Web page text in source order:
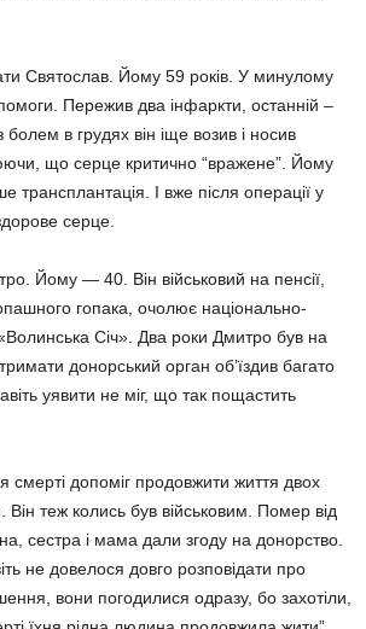
Святослав. Йому 59 років. У минулому
Пережив два інфаркти, останній –
болем в грудях він іще возив і носив
що серце критично “вражене”. Йому
трансплантація. І вже після операції у
серце.
Йому — 40. Він військовий на пенсії,
гопака, очолює національно-
Січ». Два роки Дмитро був на
донорський орган об’їздив багато
уявити не міг, що так пощастить
смерті допоміг продовжити життя двох
теж колись був військовим. Помер від
сестра і мама дали згоду на донорство.
не довелося довго розповідати про
вони погодилися одразу, бо захотіли,